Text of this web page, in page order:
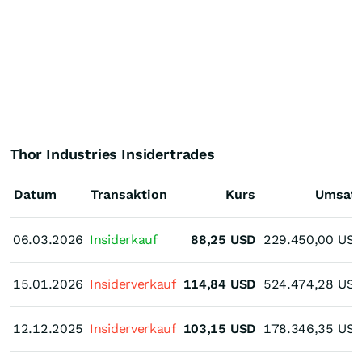
Thor Industries Insidertrades
Datum
06.03.2026
15.01.2026
12.12.2025
Transaktion Kurs Umsatz
06.03.2026 Insiderkauf 88,25 USD 229.450,00
15.01.2026 Insiderverkauf 114,84 USD 524.474,28
12.12.2025 Insiderverkauf 103,15 USD 178.346,35